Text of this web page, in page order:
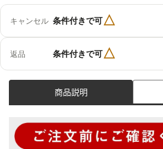
キャンセル 条件付きで可△
返品 条件付きで可△
商品説明